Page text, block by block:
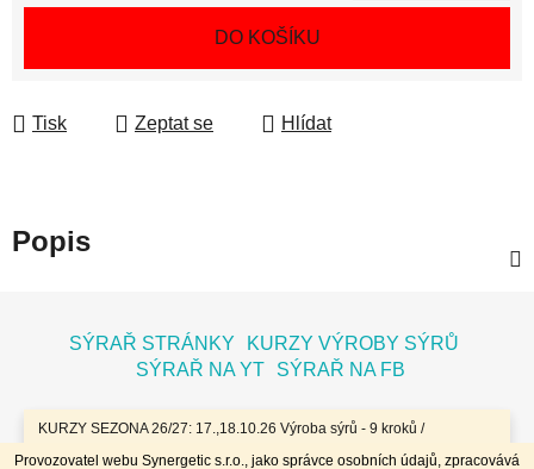
Provozovatel webu Synergetic s.r.o., jako správce osobních údajů, zpracovává
KURZY SEZONA 26/27: 17.,18.10.26 Výroba sýrů - 9 kroků /
7.11.26 Bochníky - tvrdé zrající sýry / 8.11.26 Jogurty, Zákysy, Kefír
DO KOŠÍKU
Tisk Zeptat se Hlídat
Popis
SÝRAŘ STRÁNKY
KURZY VÝROBY SÝRŮ
SÝRAŘ NA YT
SÝRAŘ NA FB